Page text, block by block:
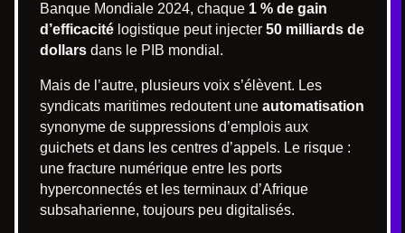
Banque Mondiale 2024, chaque 1 % de gain
d’efficacité logistique peut injecter 50 milliards de
dollars dans le PIB mondial.
Mais de l’autre, plusieurs voix s’élèvent. Les
syndicats maritimes redoutent une automatisation
synonyme de suppressions d’emplois aux
guichets et dans les centres d’appels. Le risque :
une fracture numérique entre les ports
hyperconnectés et les terminaux d’Afrique
subsaharienne, toujours peu digitalisés.